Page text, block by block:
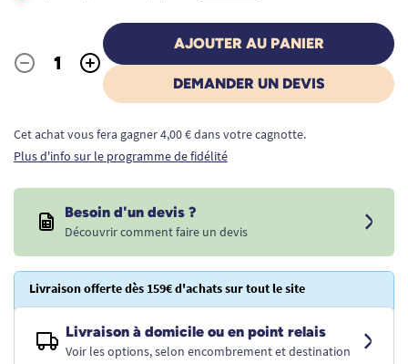
Quantité
- +
AJOUTER AU PANIER
DEMANDER UN DEVIS
Cet achat vous fera gagner 4,00 € dans votre cagnotte.
Plus d'info sur le programme de fidélité
Besoin d'un devis ?
Découvrir comment faire un devis
Livraison offerte dès 159€ d'achats sur tout le site
Livraison à domicile ou en point relais
Voir les options, selon encombrement et destination